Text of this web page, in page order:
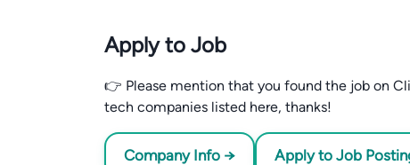
Apply to Job
👉 Please mention that you found the job on
tech companies listed here, thanks!
Company Info → Apply to Job